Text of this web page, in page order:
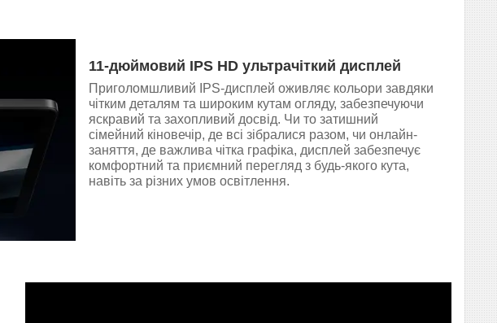
11-дюймовий IPS HD ультрачіткий дисплей
Приголомшливий IPS-дисплей оживляє кольори завдяки
чітким деталям та широким кутам огляду, забезпечуючи
яскравий та захопливий досвід. Чи то затишний
сімейний кіновечір, де всі зібралися разом, чи онлайн-
заняття, де важлива чітка графіка, дисплей забезпечує
комфортний та приємний перегляд з будь-якого кута,
навіть за різних умов освітлення.